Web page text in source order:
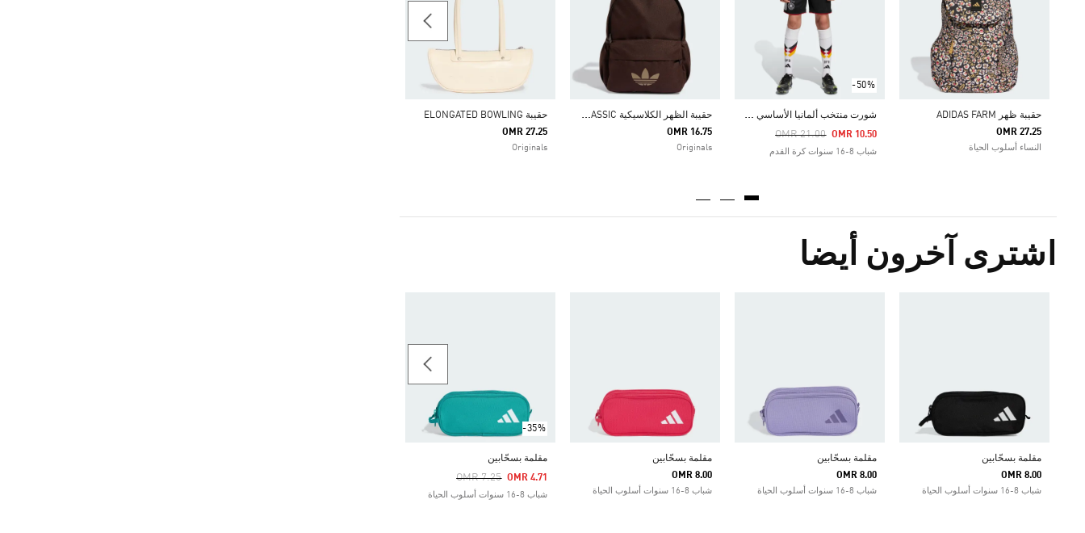
حقيبة ظهر ADIDAS FARM
OMR 27.25
النساء أسلوب الحياة
-50%
ش
ورت منتخب ألمانيا الأساسي لعام 2026 للأطفال
Price Reduced From
OMR 21.00
To OMR 10.50
شباب 8-16 سنوات كرة القدم
ح
قيبة الظهر الكلاسيكية ADICOLOR CLASSIC
OMR 16.75
Originals
حقيبة ELONGATED BOWLING
OMR 27.25
Originals
اشترى آخرون أيضا
مقلمة بسحّابين
OMR 8.00
شباب 8-16 سنوات أسلوب الحياة
مقلمة بسحّابين
OMR 8.00
شباب 8-16 سنوات أسلوب الحياة
مقلمة بسحّابين
OMR 8.00
شباب 8-16 سنوات أسلوب الحياة
-35%
مقلمة بسحّابين
Price Reduced From
OMR 7.25
To OMR 4.71
شباب 8-16 سنوات أسلوب الحياة